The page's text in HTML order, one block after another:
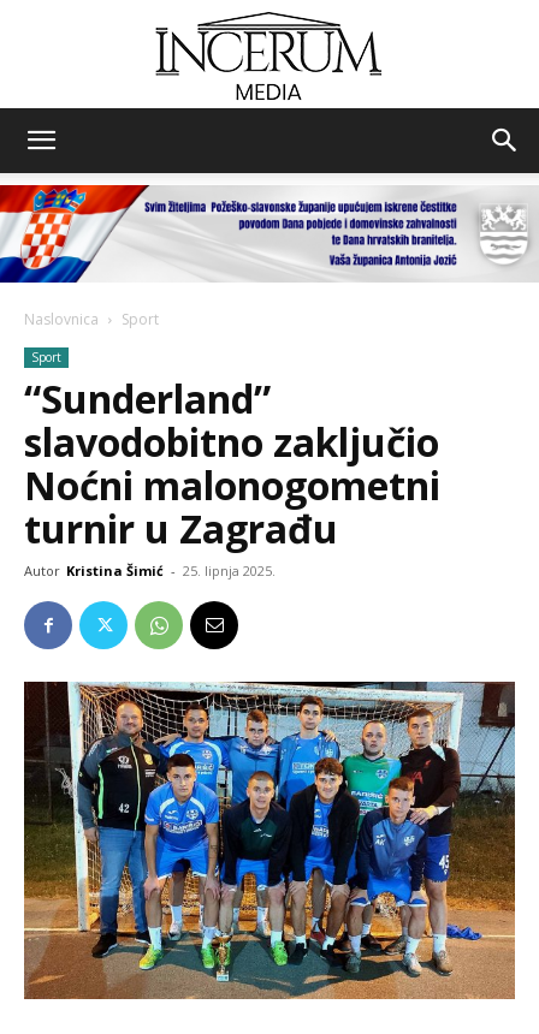
media
Naslovnica Sport
Sport
“Sunderland”
slavodobitno zaključio
Noćni malonogometni
turnir u Zagrađu
Autor Kristina Šimić - 25. lipnja 2025.